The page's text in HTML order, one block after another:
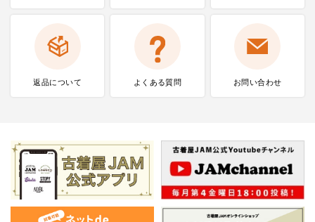
返品について よくある質問 お問い合わせ